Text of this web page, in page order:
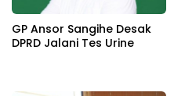
GP Ansor Sangihe Desak
DPRD Jalani Tes Urine